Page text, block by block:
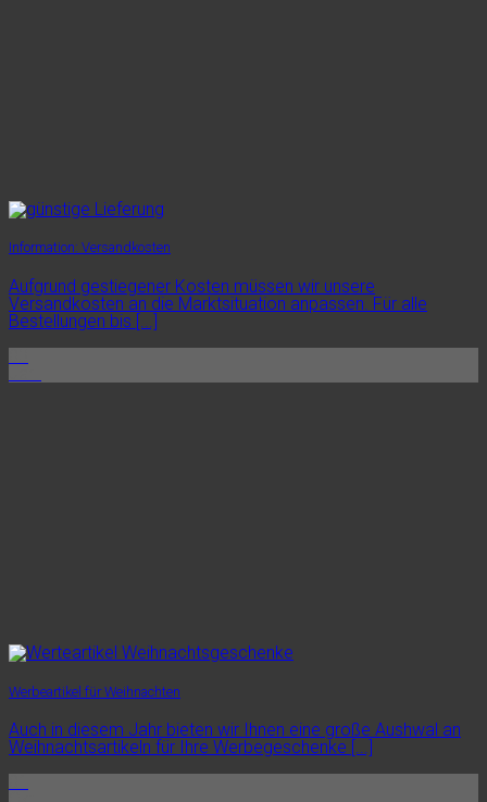
Information: Versandkosten
Aufgrund gestiegener Kosten müssen wir unsere
Versandkosten an die Marktsituation anpassen. Für alle
Bestellungen bis [...]
Werbeartikel für Weihnachten
Auch in diesem Jahr bieten wir Ihnen eine große Aushwal an
Weihnachtsartikeln für Ihre Werbegeschenke [...]